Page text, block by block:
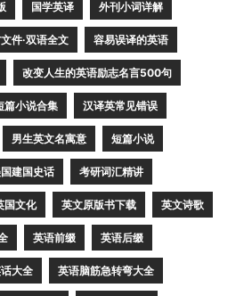
国学英译 外刊小词详解
件·双语全文 容易误译的英语
改变人生的英语励志名言500句
篇小说合集 汉译英常见错误
男生英文名寓意 短篇小说
建国史话 考研词汇精讲
国文化 英文原版书下载 英文诗歌
英语前缀 英语后缀
大全 英语脑筋急转弯大全